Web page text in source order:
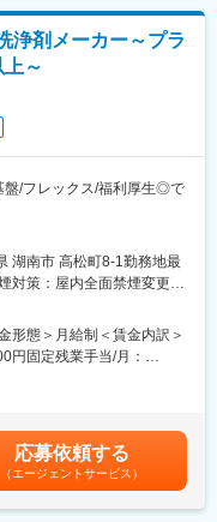
として、医薬品製造の受
端の設備環境が強みで
い！
interview04/
ますが、場合によって2回
用されるハンドソープや
せします。主な業務は製
の管理や簡単なメンテナ
箱詰め作業
認など基礎業務からスタ
ら徐々に担当領域を広げ
生産技術を経験していた
浄剤メーカー～プラ
～
盤/フレックス/福利厚生◎で
スーパーマーケットや学
引き出す戦略的な営業で
食産業、受託給食などを
一般事業所分野」、
湖南市 高松町8-1勤務地最
対策：屋内全面禁煙変更の
形態＞月給制＜賃金内訳＞
円固定残業手当/月：
はあくまでも目安の金額で
ります。月給(月額)は固定
応募依頼する
（エージェントサービス）